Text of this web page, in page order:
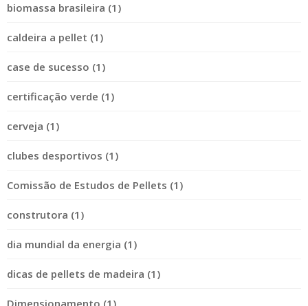
biomassa brasileira (1)
caldeira a pellet (1)
case de sucesso (1)
certificação verde (1)
cerveja (1)
clubes desportivos (1)
Comissão de Estudos de Pellets (1)
construtora (1)
dia mundial da energia (1)
dicas de pellets de madeira (1)